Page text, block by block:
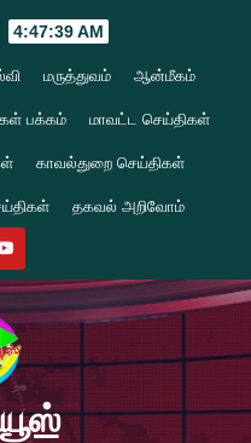
4:47:39 AM
மருத்துவம் ஆன்மீகம்
பக்கம் மாவட்ட செய்திகள்
காவல்துறை செய்திகள்
தகவல் அறிவோம்